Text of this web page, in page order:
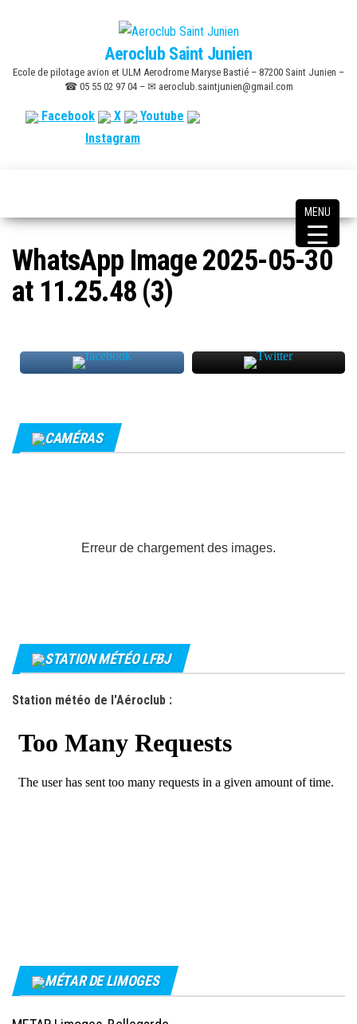
content
Aeroclub Saint Junien
Ecole de pilotage avion et ULM Aerodrome Maryse Bastié – 87200 Saint Junien –
☎ 05 55 02 97 04 – ✉ aeroclub.saintjunien@gmail.com
Facebook X
Youtube
Instagram
WhatsApp Image 2025-05-30
at 11.25.48 (3)
CAMÉRAS
Erreur de chargement des images.
STATION MÉTÉO LFBJ
Station météo de l'Aéroclub :
MÉTAR DE LIMOGES
MENU